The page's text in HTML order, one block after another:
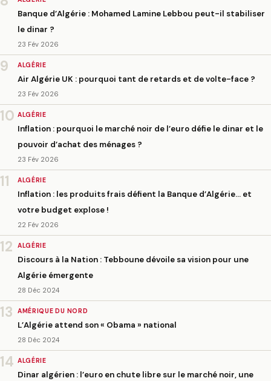
Banque d’Algérie : Mohamed Lamine Lebbou peut-il stabiliser
le dinar ?
23 Fév 2026
9 ALGÉRIE
Air Algérie UK : pourquoi tant de retards et de volte-face ?
23 Fév 2026
10 ALGÉRIE
Inflation : pourquoi le marché noir de l’euro défie le dinar et le
pouvoir d’achat des ménages ?
23 Fév 2026
11 ALGÉRIE
Inflation : les produits frais défient la Banque d’Algérie… et
votre budget explose !
22 Fév 2026
12 ALGÉRIE
Discours à la Nation : Tebboune dévoile sa vision pour une
Algérie émergente
28 Déc 2024
13 AMÉRIQUE DU NORD
L’Algérie attend son « Obama » national
28 Déc 2024
14 ALGÉRIE
Dinar algérien : l’euro en chute libre sur le marché noir, une